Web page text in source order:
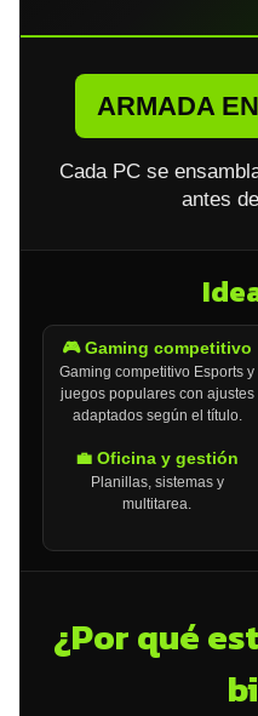
ARMADA
Cada PC se
antes
🎮 Gaming competitivo
Gaming competitivo Esports y
juegos populares con ajustes
adaptados según el título.
💼 Oficina y gestión
Planillas, sistemas y
multitarea.
¿Por qué